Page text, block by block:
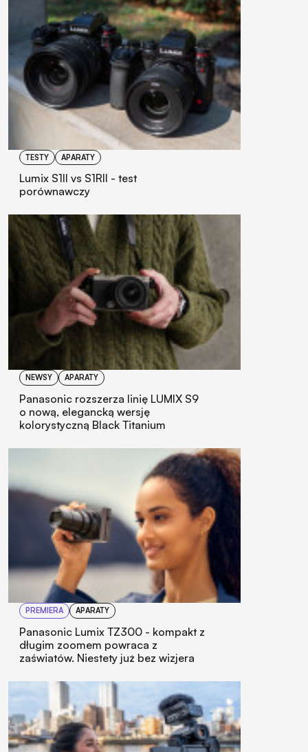
TESTY APARATY
Lumix S1II vs S1RII - test
porównawczy
NEWSY APARATY
Panasonic rozszerza linię LUMIX S9
o nową, elegancką wersję
kolorystyczną Black Titanium
PREMIERA APARATY
Panasonic Lumix TZ300 - kompakt z
długim zoomem powraca z
zaświatów. Niestety już bez wizjera